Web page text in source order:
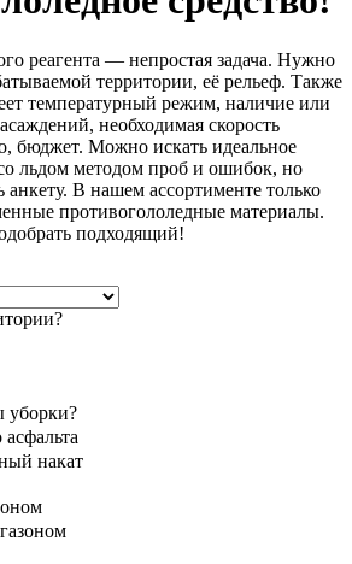
реагента — непростая задача. Нужно
территории, её рельеф. Также
температурный режим, наличие или
необходимая скорость
бюджет. Можно искать идеальное
льдом методом проб и ошибок, но
анкету. В нашем ассортименте только
противогололедные материалы.
подходящий!
уборки?
накат